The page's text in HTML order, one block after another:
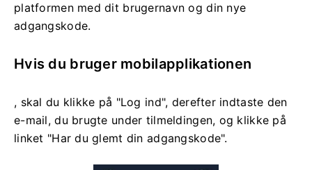
platformen med dit brugernavn og din nye
adgangskode.
Hvis du bruger mobilapplikationen
, skal du klikke på "Log ind", derefter indtaste den
e-mail, du brugte under tilmeldingen, og klikke på
linket "Har du glemt din adgangskode".